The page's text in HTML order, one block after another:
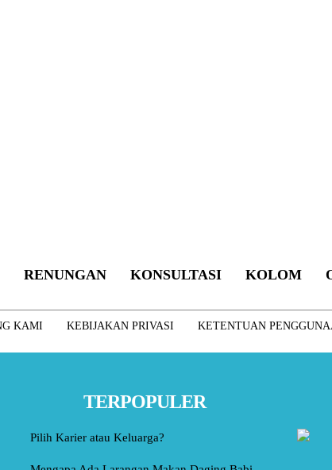
RENUNGAN KONSULTASI KOLOM
KAMI KEBIJAKAN PRIVASI KETENTUAN
TERPOPULER
Pilih Karier atau Keluarga?